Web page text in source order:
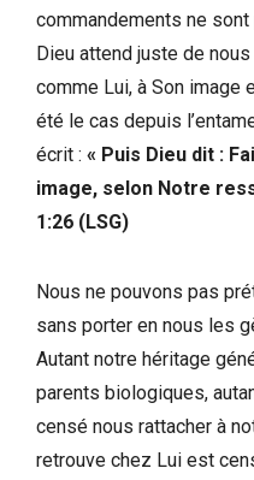
commandements ne
Dieu attend juste de
comme Lui, à Son image
été le cas depuis
écrit : « Puis Dieu dit :
image, selon Notre
1:26 (LSG)
Nous ne pouvons pas
sans porter en nous les
Autant notre héritage
parents biologiques,
censé nous rattacher à
retrouve chez Lui est